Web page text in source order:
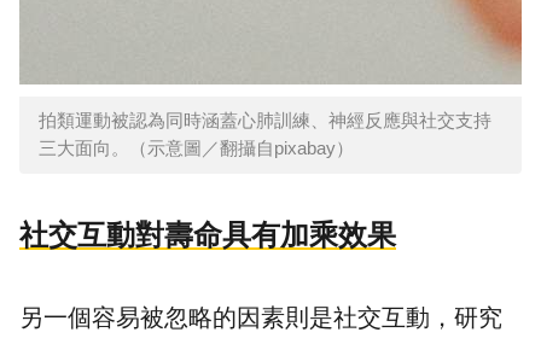
拍類運動被認為同時涵蓋心肺訓練、神經反應與社交支持
三大面向。（示意圖／翻攝自pixabay）
社交互動對壽命具有加乘效果
另一個容易被忽略的因素則是社交互動，研究